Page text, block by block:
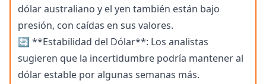
dólar australiano y el yen también están bajo
presión, con caídas en sus valores.
🔄 **Estabilidad del Dólar**: Los analistas
sugieren que la incertidumbre podría mantener al
dólar estable por algunas semanas más.